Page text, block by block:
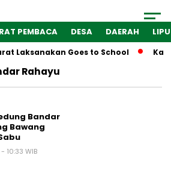
PEMBACA DESA DAERAH
Laksanakan Goes to School
Rahayu
Bandar
Bawang
10:33 WIB